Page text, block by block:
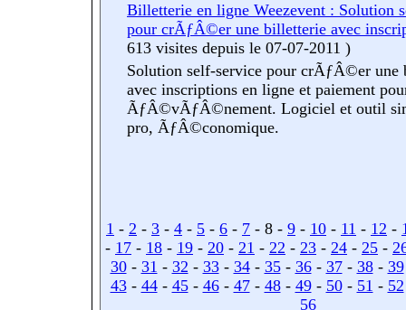
Billetterie en ligne Weezevent : Solution
pour crÃƒÂ©er une billetterie avec
613 visites depuis le 07-07-2011 )
Solution self-service pour crÃƒÂ©er une
avec inscriptions en ligne et paiement
ÃƒÂ©vÃƒÂ©nement. Logiciel et outil
pro, ÃƒÂ©conomique.
1 - 2 - 3 - 4 - 5 - 6 - 7 - 8 - 9 - 10 - 11 - 12 -
- 17 - 18 - 19 - 20 - 21 - 22 - 23 - 24 - 25 -
30- 31 - 32 - 33- 34- 35- 36- 37- 38- 39
43- 44- 45- 46- 47- 48- 49- 50- 51 - 52
56